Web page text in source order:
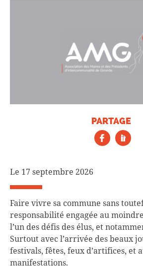
PARTAGE
Le 17 septembre 2026
Faire vivre sa commune sans
responsabilité engagée au
l’un des défis des élus, et
Surtout avec l’arrivée des beaux
festivals, fêtes, feux d’artifices, et
manifestations.